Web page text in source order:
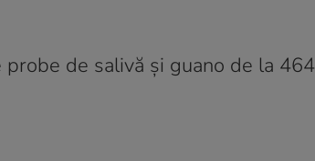
de salivă și guano de la 464